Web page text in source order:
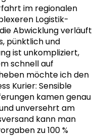
im regionalen
Logistik-
Abwicklung verläuft
pünktlich und
ist unkompliziert,
schnell auf
möchte ich den
Kurier: Sensible
kamen genau
unversehrt am
kann man
zu 100 %